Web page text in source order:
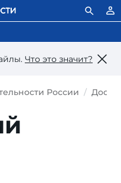
Что это значит?
России